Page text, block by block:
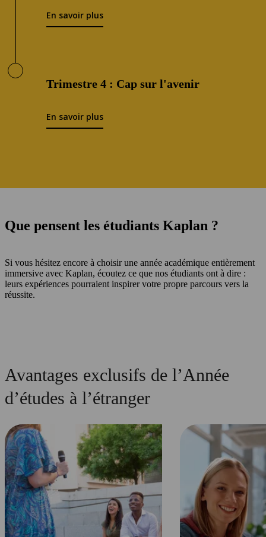
En savoir plus
Trimestre 4 : Cap sur l'avenir
En savoir plus
Que pensent les étudiants Kaplan ?
Si vous hésitez encore à choisir une année académique entièrement
immersive avec Kaplan, écoutez ce que nos étudiants ont à dire :
leurs expériences pourraient inspirer votre propre parcours vers la
réussite.
Avantages exclusifs de l’Année
d’études à l’étranger